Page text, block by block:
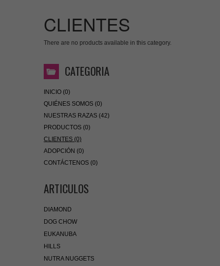
CLIENTES
There are no products available in this category.
CATEGORIA
INICIO (0)
QUIÉNES SOMOS (0)
NUESTRAS RAZAS (42)
PRODUCTOS (0)
CLIENTES (0)
ADOPCIÓN (0)
CONTÁCTENOS (0)
ARTICULOS
DIAMOND
DOG CHOW
EUKANUBA
HILLS
NUTRA NUGGETS